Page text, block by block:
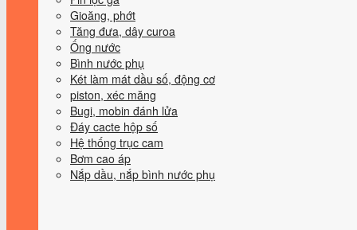
Gioăng, phớt
Tăng đưa, dây curoa
Ống nước
Bình nước phụ
Két làm mát dầu số, động cơ
piston, xéc măng
Bugi, mobin đánh lửa
Đáy cacte hộp số
Hệ thống trục cam
Bơm cao áp
Nắp dầu, nắp bình nước phụ